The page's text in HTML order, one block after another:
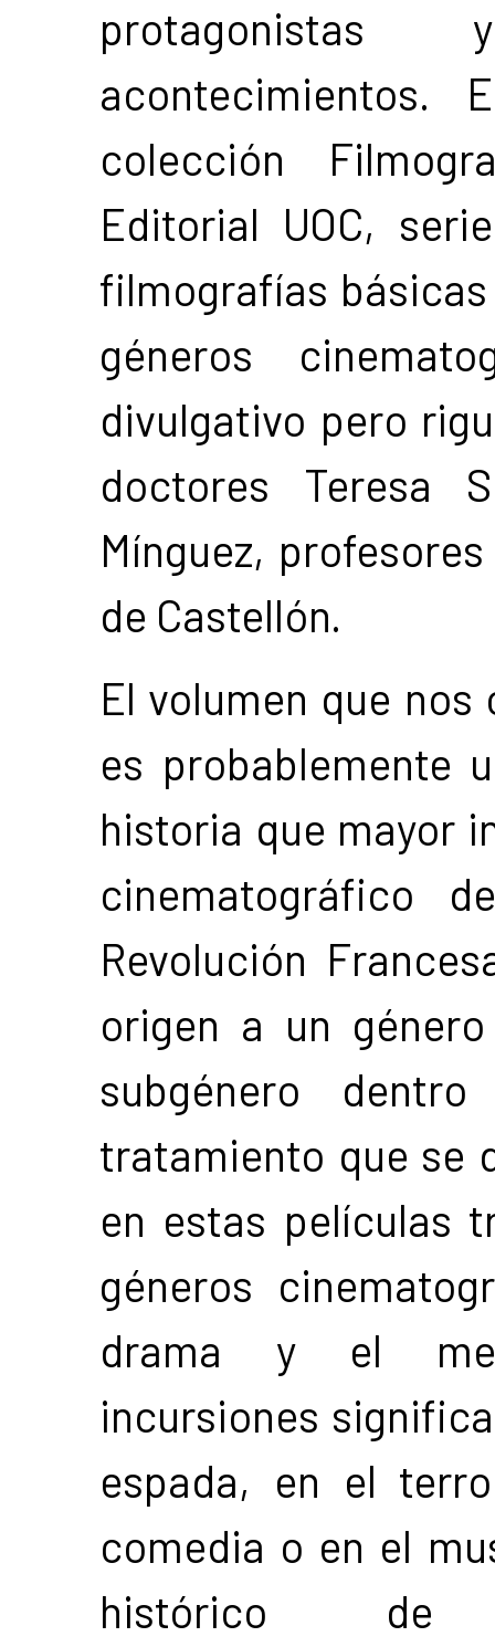
colección
Editorial UOC,
filmografías
géneros
divulgativo pero
doctores Teresa
Mínguez,
de Castellón.
El volumen que
es probablemente
historia que mayor
cinematográfico
Revolución
origen a un
subgénero
tratamiento que se
en estas películas
géneros
drama y el
incursiones
espada, en el
comedia o en el
histórico de